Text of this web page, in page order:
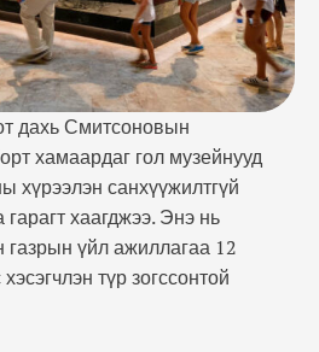
дахь Смитсоновын
хамаардаг гол музейнууд
хүрээлэн санхүүжилтгүй
хаагджээ. Энэ нь
үйл ажиллагаа 12
түр зогссонтой